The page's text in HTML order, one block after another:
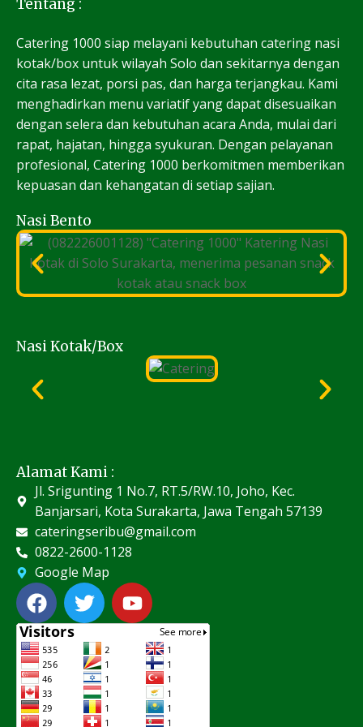
Tentang :
Catering 1000 siap melayani kebutuhan catering nasi
kotak/box untuk wilayah Solo dan sekitarnya dengan
cita rasa lezat, porsi pas, dan harga terjangkau. Kami
menghadirkan menu variatif yang dapat disesuaikan
dengan selera dan kebutuhan acara Anda, mulai dari
rapat, hajatan, hingga syukuran. Dengan pelayanan
profesional, Catering 1000 berkomitmen memberikan
kepuasan dan kehangatan di setiap sajian.
Nasi Bento
Nasi Kotak/Box
Alamat Kami :
Jl. Srigunting 1 No.7, RT.5/RW.10, Joho, Kec.
Banjarsari, Kota Surakarta, Jawa Tengah 57139
cateringseribu@gmail.com
0822-2600-1128
Google Map
F
a
c
e
b
o
o
T
w
i
t
t
e
r
Y
o
u